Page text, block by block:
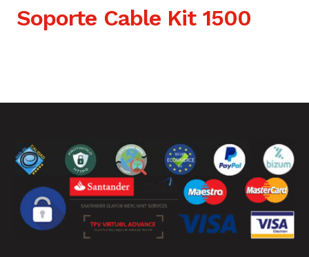
Soporte Cable Kit 1500